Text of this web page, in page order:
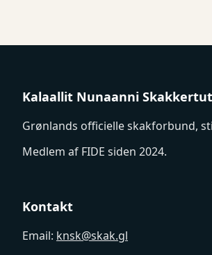
Kalaallit Nunaanni
Grønlands officielle skakforbund,
Medlem af FIDE siden 2024.
Kontakt
Email: knsk@skak.gl